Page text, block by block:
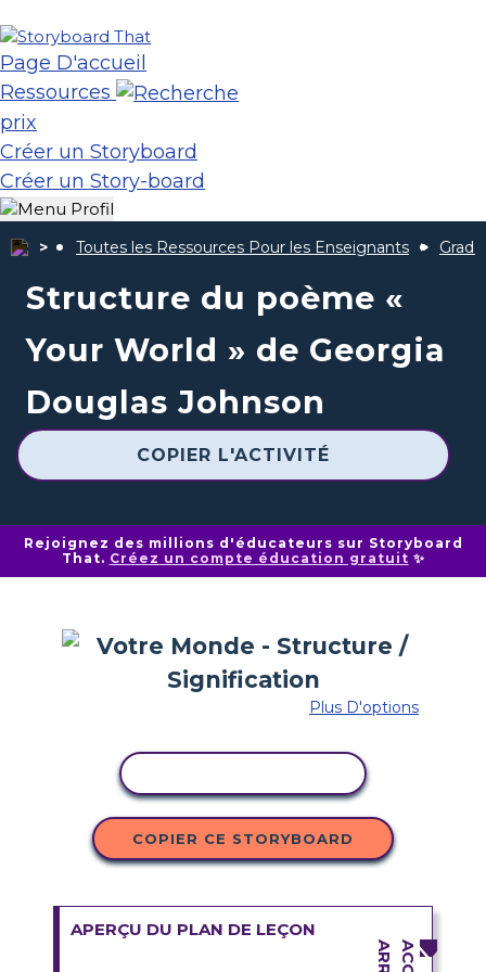
Page D'accueil
Ressources
prix
Créer un Storyboard
Créer un Story-board
Toutes les Ressources Pour les Enseignants
Structure du poème «
Your World » de Georgia
Douglas Johnson
COPIER L'ACTIVITÉ
Rejoignez des millions d'éducateurs sur Storyboard
That. Créez un compte éducation gratuit ✨
Plus D'options
COPIER CE STORYBOARD
APERÇU DU PLAN DE LEÇON